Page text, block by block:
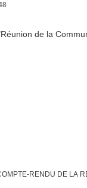
RENDU DE LA